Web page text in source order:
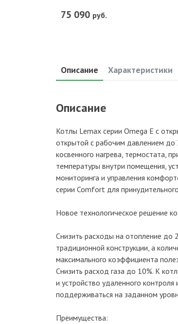
75 090 руб.
Описание Характеристики
Описание
Котлы Lemax серии Omega E с
открытой с рабочим давлением до
косвенного нагрева, термостата,
температуры внутри помещения,
мониторинга и управления
серии Comfort для
Новое технологическое решение
Снизить расходы на отопление до
традиционной конструкции, а
максимального коэффициента
Снизить расход газа до 10%. К
и устройство удаленного
поддерживаться на заданном
Преимущества: